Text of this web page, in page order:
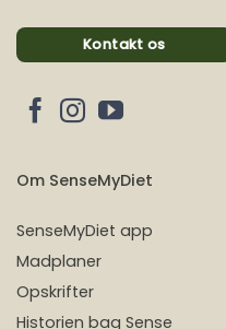
Kontakt os
Om SenseMyDiet
SenseMyDiet app
Madplaner
Opskrifter
Historien bag Sense